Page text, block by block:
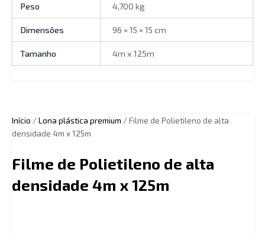
Peso 4,700 kg
Dimensões 96 × 15 × 15 cm
Tamanho 4m x 125m
Início /⁠Lona plástica premium / Filme de Polietileno de alta
densidade 4m x 125m
Filme de Polietileno de alta
densidade 4m x 125m